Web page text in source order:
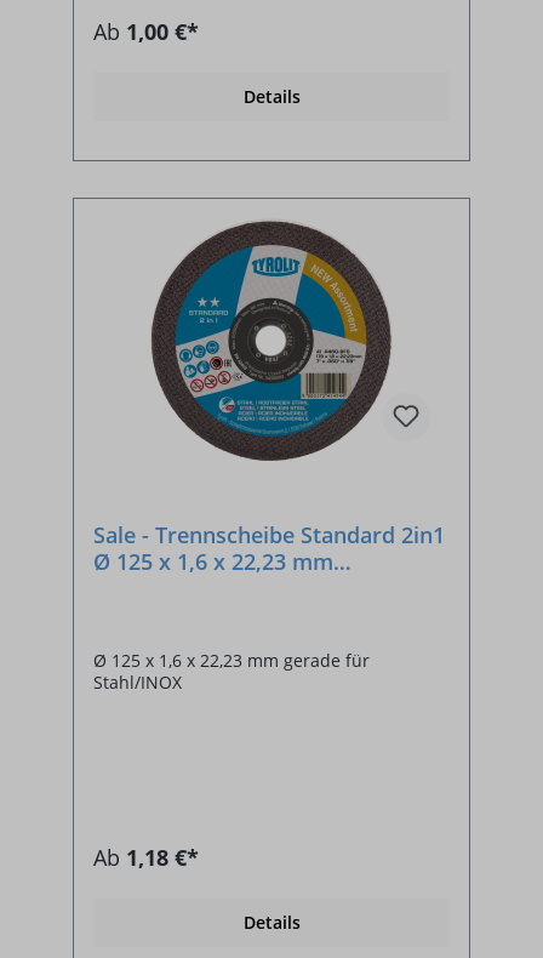
Ab 1,00 €*
Details
Sale - Trennscheibe Standard 2in1
Ø 125 x 1,6 x 22,23 mm
Ø 125 x 1,6 x 22,23 mm gerade für
Stahl/INOX
Ab 1,18 €*
Details